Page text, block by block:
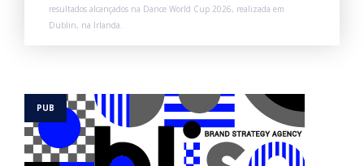
resultados alcançados na Dance World Cup 2026, realizada em
Dublin, na Irlanda.